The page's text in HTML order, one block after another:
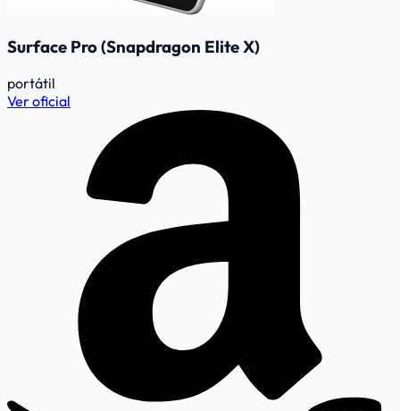
Surface Pro (Snapdragon Elite X)
portátil
Ver oficial